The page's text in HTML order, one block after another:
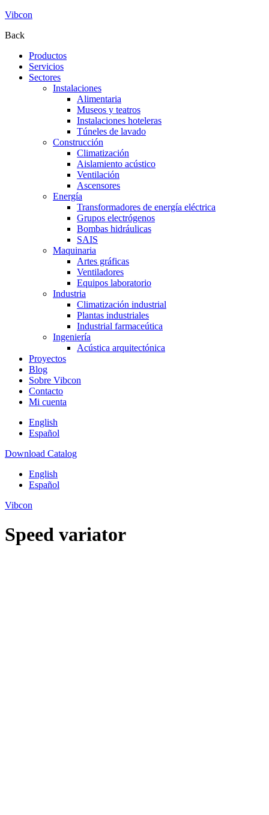
Vibcon
Back
Productos
Servicios
Sectores
Instalaciones
Alimentaria
Museos y teatros
Instalaciones hoteleras
Túneles de lavado
Construcción
Climatización
Aislamiento acústico
Ventilación
Ascensores
Energía
Transformadores de energía eléctrica
Grupos electrógenos
Bombas hidráulicas
SAIS
Maquinaria
Artes gráficas
Ventiladores
Equipos laboratorio
Industria
Climatización industrial
Plantas industriales
Industrial farmaceútica
Ingeniería
Acústica arquitectónica
Proyectos
Blog
Sobre Vibcon
Contacto
Mi cuenta
English
Español
Download Catalog
English
Español
Vibcon
Speed variator